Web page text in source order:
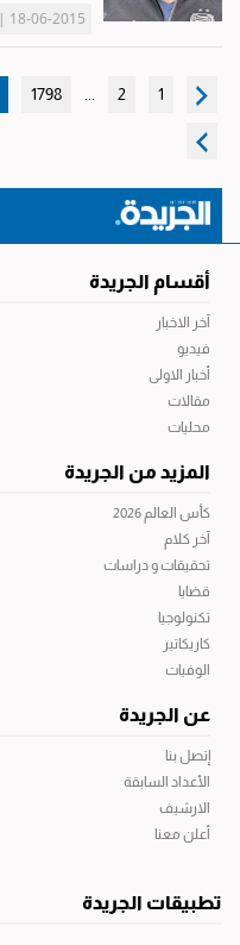
18-06-2015 | 00:01
1
2
1798
أقسام الجريدة
آخر الاخبار
فيديو
أخبار الاولى
مقالات
محليات
المزيد من الجريدة
كأس العالم 2026
آخر كلام
تحقيقات و دراسات
قضايا
تكنولوجيا
كاريكاتير
الوفيات
عن الجريدة
إتصل بنا
الأعداد السابقة
الارشيف
أعلن معنا
تطبيقات الجريدة